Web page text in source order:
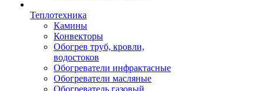
Теплотехника
Камины
Конвекторы
Обогрев труб, кровли,
водостоков
Обогреватели инфрактасные
Обогреватели масляные